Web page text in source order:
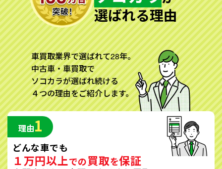
選ばれる理由
車買取業界で選ばれて28年。
中古車・車買取で
ソコカラが選ばれ続ける
４つの理由をご紹介します。
理由1
どんな車でも
１万円以上での買取を保証